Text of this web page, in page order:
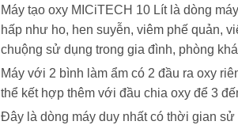
Máy tạo oxy MICiTECH 10 Lít là dòng
hấp như ho, hen suyễn, viêm phế quản,
chuộng sử dụng trong gia đình, phòng
Máy với 2 bình làm ẩm có 2 đầu ra oxy
thể kết hợp thêm với đầu chia oxy để 3
Đây là dòng máy duy nhất có thời gian